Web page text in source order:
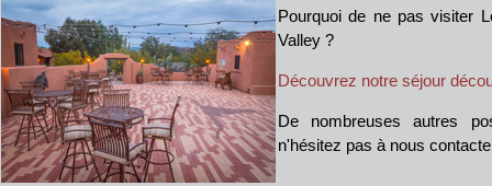
Pourquoi de ne pas visiter
Valley ?
Découvrez notre séjour
De nombreuses autres
n'hésitez pas à nous